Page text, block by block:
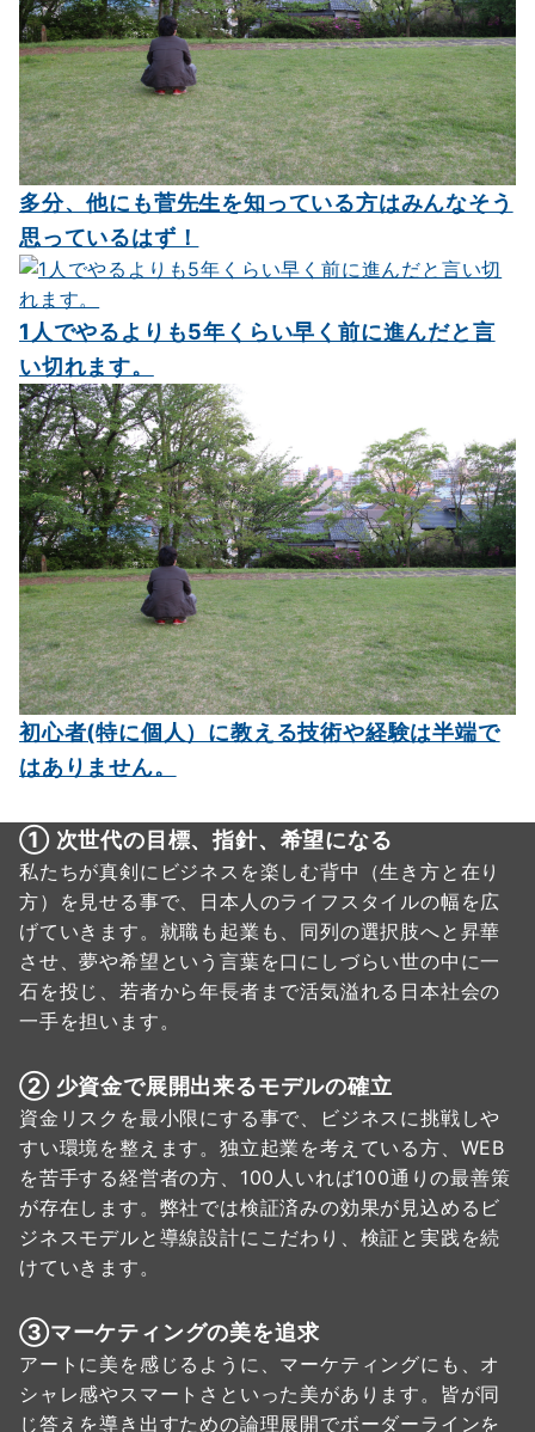
多分、他にも菅先生を知っている方はみんなそう
思っているはず！
1人でやるよりも5年くらい早く前に進んだと言
い切れます。
初心者(特に個人）に教える技術や経験は半端で
はありません。
① 次世代の目標、指針、希望になる
私たちが真剣にビジネスを楽しむ背中（生き方と在り
方）を見せる事で、日本人のライフスタイルの幅を広
げていきます。就職も起業も、同列の選択肢へと昇華
させ、夢や希望という言葉を口にしづらい世の中に一
石を投じ、若者から年長者まで活気溢れる日本社会の
一手を担います。
② 少資金で展開出来るモデルの確立
資金リスクを最小限にする事で、ビジネスに挑戦しや
すい環境を整えます。独立起業を考えている方、WEB
を苦手する経営者の方、100人いれば100通りの最善策
が存在します。弊社では検証済みの効果が見込めるビ
ジネスモデルと導線設計にこだわり、検証と実践を続
けていきます。
③マーケティングの美を追求
アートに美を感じるように、マーケティングにも、オ
シャレ感やスマートさといった美があります。皆が同
じ答えを導き出すための論理展開でボーダーラインを